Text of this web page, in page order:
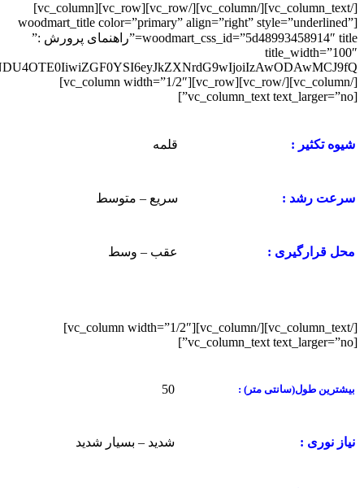
[/vc_column_text][/vc_column][/vc_row][vc_row][vc_column]
[woodmart_title color=”primary” align=”right” style=”underlined”
woodmart_css_id=”5d48993458914″ title=”راهنمای پرورش :”
title_width=”100″
[/vc_column][/vc_row][vc_row][vc_column width=”1/2″]
[vc_column_text text_larger=”no”]
شیوه تکثیر : قلمه
سرعت رشد : سریع – متوسط
محل قرارگیری : عقب – وسط
[/vc_column_text][/vc_column][vc_column width=”1/2″]
[vc_column_text text_larger=”no”]
بیشترین طول(سانتی متر) : 50
نیاز نوری : شدید – بسیار شدید